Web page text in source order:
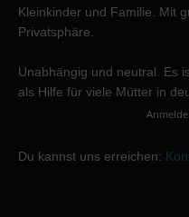
Kleinkinder und Familie. Mit
Privatsphäre.
Unabhängig und neutral. Es
als Hilfe für viele Mütter in
Du kannst uns erreichen: